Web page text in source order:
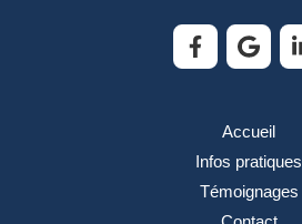
Accueil
Infos pratiques
Témoignages